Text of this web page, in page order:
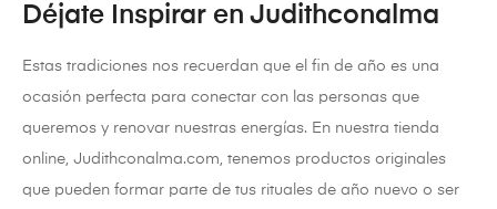
Déjate Inspirar en Judithconalma
Estas tradiciones nos recuerdan que el fin de año es una
ocasión perfecta para conectar con las personas que
queremos y renovar nuestras energías. En nuestra tienda
online, Judithconalma.com, tenemos productos originales
que pueden formar parte de tus rituales de año nuevo o ser